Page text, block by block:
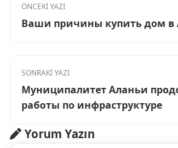
ÖNCEKİ YAZI
Ваши причины купить дом в
SONRAKİ YAZI
Муниципалитет Аланьи
работы по инфраструктуре
Yorum Yazın